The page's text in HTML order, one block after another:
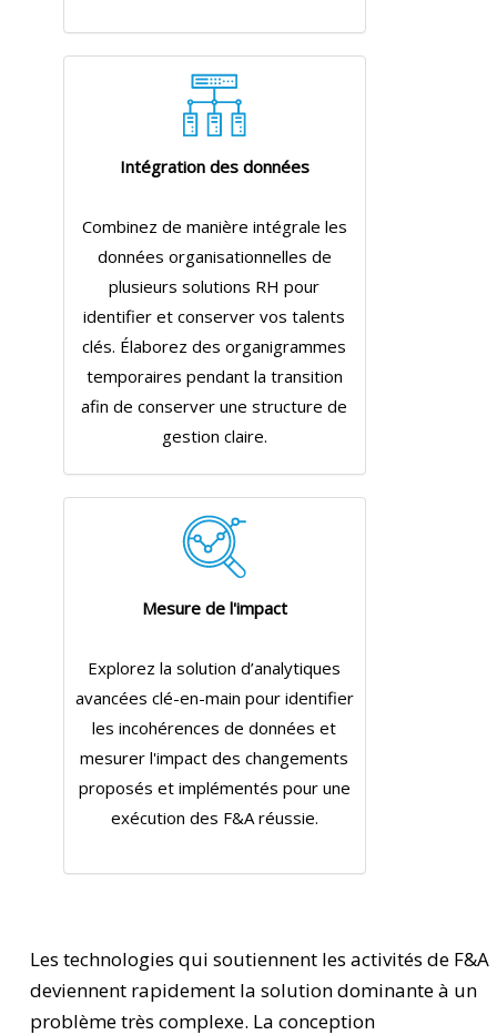
Intégration des données
Combinez de manière intégrale les
données organisationnelles de
plusieurs solutions RH pour
identifier et conserver vos talents
clés. Élaborez des organigrammes
temporaires pendant la transition
afin de conserver une structure de
gestion claire.
Mesure de l'impact
Explorez la solution d’analytiques
avancées clé-en-main pour identifier
les incohérences de données et
mesurer l'impact des changements
proposés et implémentés pour une
exécution des F&A réussie.
Les technologies qui soutiennent les activités de F&A
deviennent rapidement la solution dominante à un
problème très complexe. La conception